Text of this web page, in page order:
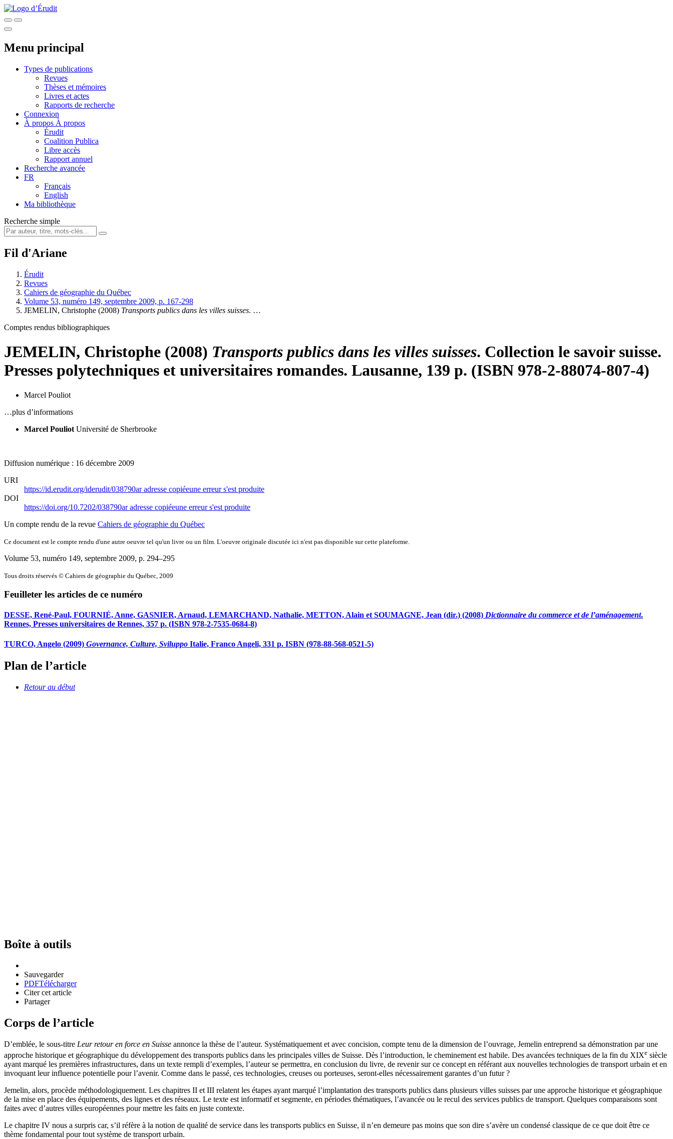
Menu principal
Types de publications
Revues
Thèses et mémoires
Livres et actes
Rapports de recherche
Connexion
À propos À propos
Érudit
Coalition Publica
Libre accès
Rapport annuel
Recherche avancée
FR
Français
English
Ma bibliothèque
Recherche simple
Fil d'Ariane
Érudit
Revues
Cahiers de géographie du Québec
Volume 53, numéro 149, septembre 2009, p. 167-298
JEMELIN, Christophe (2008) Transports publics dans les villes suisses. …
Comptes rendus bibliographiques
JEMELIN, Christophe (2008) Transports publics dans les villes suisses. Collection le savoir suisse.
Presses polytechniques et universitaires romandes. Lausanne, 139 p. (ISBN 978-2-88074-807-4)
Marcel Pouliot
…plus d’informations
Marcel Pouliot Université de Sherbrooke
Diffusion numérique : 16 décembre 2009
URI
https://id.erudit.org/iderudit/038790aradresse copiéeune erreur s'est produite
DOI
https://doi.org/10.7202/038790aradresse copiéeune erreur s'est produite
Un compte rendu de la revue Cahiers de géographie du Québec
Ce document est le compte rendu d'une autre oeuvre tel qu'un livre ou un film. L'oeuvre originale discutée ici n'est pas disponible sur cette plateforme.
Volume 53, numéro 149, septembre 2009, p. 294–295
Tous droits réservés © Cahiers de géographie du Québec, 2009
Feuilleter les articles de ce numéro
DESSE, René-Paul, FOURNIÉ, Anne, GASNIER, Arnaud, LEMARCHAND, Nathalie, METTON, Alain et SOUMAGNE, Jean (dir.) (2008) Dictionnaire du commerce et de l’aménagement.
Rennes, Presses universitaires de Rennes, 357 p. (ISBN 978-2-7535-0684-8)
TURCO, Angelo (2009) Governance, Culture, Sviluppo Italie, Franco Angeli, 331 p. ISBN (978-88-568-0521-5)
Plan de l’article
Retour au début
Boîte à outils
Sauvegarder
PDFTélécharger
Citer cet article
Partager
Corps de l’article
D’emblée, le sous-titre Leur retour en force en Suisse annonce la thèse de l’auteur. Systématiquement et avec concision, compte tenu de la dimension de l’ouvrage, Jemelin entreprend sa démonstration par une
approche historique et géographique du développement des transports publics dans les principales villes de Suisse. Dès l’introduction, le cheminement est habile. Des avancées techniques de la fin du XIXe siècle
ayant marqué les premières infrastructures, dans un texte rempli d’exemples, l’auteur se permettra, en conclusion du livre, de revenir sur ce concept en référant aux nouvelles technologies de transport urbain et en
invoquant leur influence potentielle pour l’avenir. Comme dans le passé, ces technologies, creuses ou porteuses, seront-elles nécessairement garantes d’un futur ?
Jemelin, alors, procède méthodologiquement. Les chapitres II et III relatent les étapes ayant marqué l’implantation des transports publics dans plusieurs villes suisses par une approche historique et géographique
de la mise en place des équipements, des lignes et des réseaux. Le texte est informatif et segmente, en périodes thématiques, l’avancée ou le recul des services publics de transport. Quelques comparaisons sont
faites avec d’autres villes européennes pour mettre les faits en juste contexte.
Le chapitre IV nous a surpris car, s’il réfère à la notion de qualité de service dans les transports publics en Suisse, il n’en demeure pas moins que son dire s’avère un condensé classique de ce que doit être ce
thème fondamental pour tout système de transport urbain.